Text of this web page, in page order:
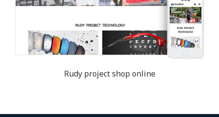
Rudy project shop online